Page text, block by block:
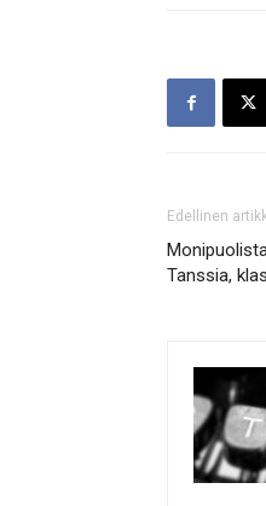
Edellinen
Tanssia,